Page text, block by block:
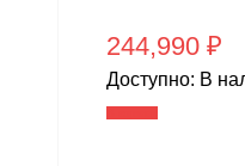
244,990 ₽
Доступно: В